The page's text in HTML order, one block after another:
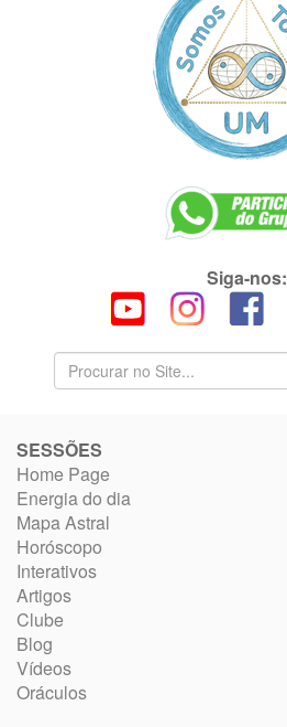
Siga-nos:
SESSÕES
Home Page
Energia do dia
Mapa Astral
Horóscopo
Interativos
Artigos
Clube
Blog
Vídeos
Oráculos